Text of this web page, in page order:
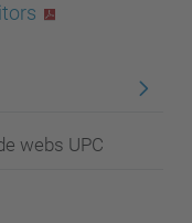
webs UPC